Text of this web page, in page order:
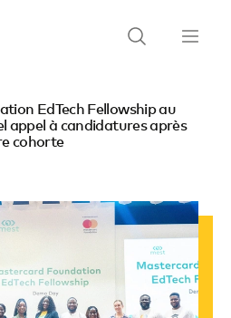
EdTech Fellowship au
appel à candidatures après
cohorte